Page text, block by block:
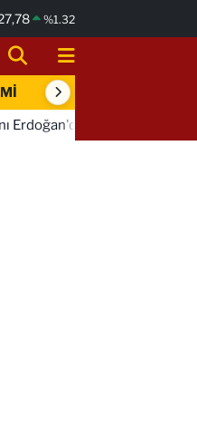
%1.32
SİYASET
Türkiye' mesajı